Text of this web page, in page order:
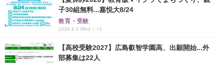
子30組無料...嘉悦大8/24
教育・受験
2026.8.5 Wed 1:15
【高校受験2027】広島叡智学園高、出願開始...外
部募集は22人